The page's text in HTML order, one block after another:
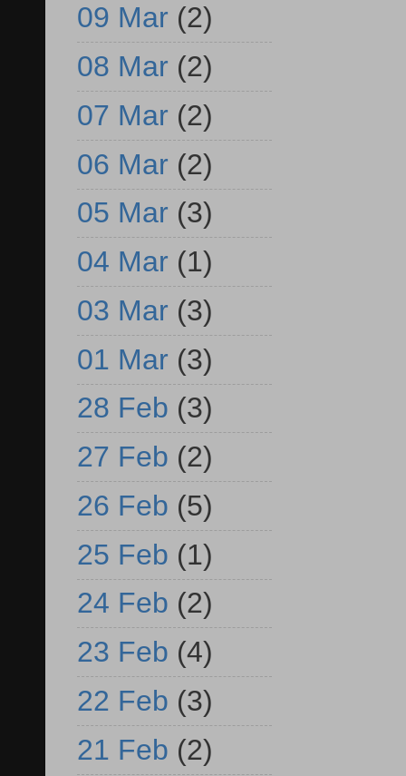
09 Mar (2)
08 Mar (2)
07 Mar (2)
06 Mar (2)
05 Mar (3)
04 Mar (1)
03 Mar (3)
01 Mar (3)
28 Feb (3)
27 Feb (2)
26 Feb (5)
25 Feb (1)
24 Feb (2)
23 Feb (4)
22 Feb (3)
21 Feb (2)